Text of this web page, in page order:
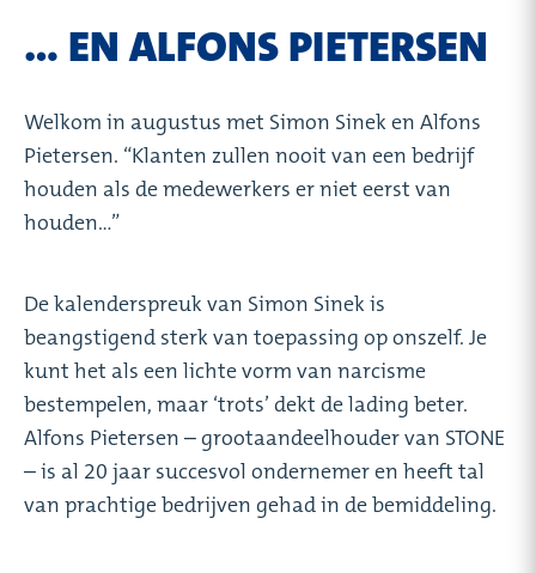
... EN ALFONS PIETERSEN
Welkom in augustus met Simon Sinek en Alfons
Pietersen. “Klanten zullen nooit van een bedrijf
houden als de medewerkers er niet eerst van
houden…”
De kalenderspreuk van Simon Sinek is
beangstigend sterk van toepassing op onszelf. Je
kunt het als een lichte vorm van narcisme
bestempelen, maar ‘trots’ dekt de lading beter.
Alfons Pietersen – grootaandeelhouder van STONE
– is al 20 jaar succesvol ondernemer en heeft tal
van prachtige bedrijven gehad in de bemiddeling.